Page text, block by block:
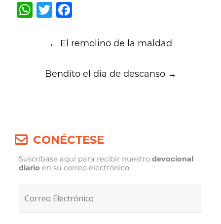
WhatsApp
Twitter
navigation
← El remolino de la maldad
Bendito el día de descanso →
CONÉCTESE
Suscríbase aquí para recibir nuestrodevocional
diario en su correo electrónico.